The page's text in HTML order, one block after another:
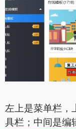
左上是菜单栏，
具栏；中间是编